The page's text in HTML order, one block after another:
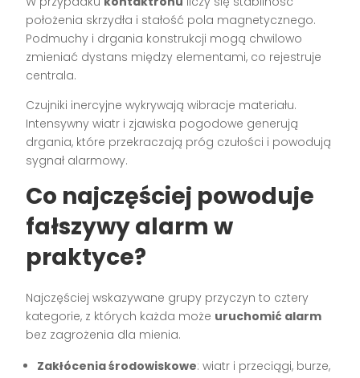
położenia skrzydła i stałość pola magnetycznego.
Podmuchy i drgania konstrukcji mogą chwilowo
zmieniać dystans między elementami, co rejestruje
centrala.
Czujniki inercyjne wykrywają wibracje materiału.
Intensywny wiatr i zjawiska pogodowe generują
drgania, które przekraczają próg czułości i powodują
sygnał alarmowy.
Co najczęściej powoduje
fałszywy alarm w
praktyce?
Najczęściej wskazywane grupy przyczyn to cztery
kategorie, z których każda może uruchomić alarm
bez zagrożenia dla mienia.
Zakłócenia środowiskowe: wiatr i przeciągi, burze,